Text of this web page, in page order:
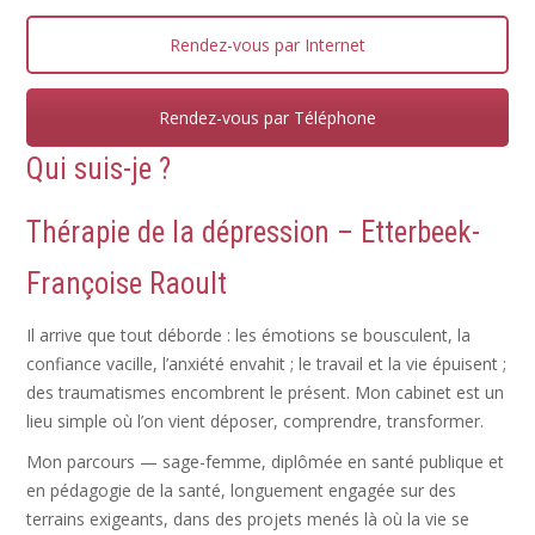
Qui suis-je ?
Thérapie de la dépression – Etterbeek-
Françoise Raoult
Il arrive que tout déborde : les émotions se bousculent, la
confiance vacille, l’anxiété envahit ; le travail et la vie épuisent ;
des traumatismes encombrent le présent. Mon cabinet est un
lieu simple où l’on vient déposer, comprendre, transformer.
Mon parcours — sage-femme, diplômée en santé publique et
en pédagogie de la santé, longuement engagée sur des
terrains exigeants, dans des projets menés là où la vie se
Rendez-vous par Internet
Rendez-vous par Téléphone